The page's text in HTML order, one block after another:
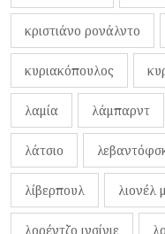
κριστιάνο ρονάλντο
κυριακόπουλος
λαμία λάμπαρντ
λάτσιο
λίβερπουλ λιονέλ
λορέντζο ινσίνιε